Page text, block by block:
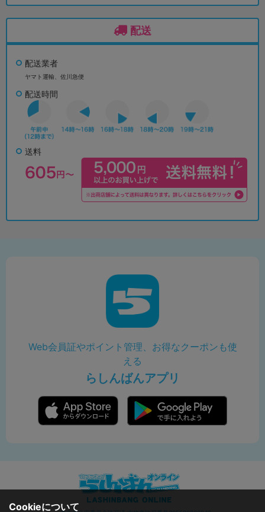
配送
配送業者
ヤマト運輸、佐川急便
配送時間
送料
Web会員証やポイント管理、お得なクーポンも使
える
らしんばんアプリ
Cookieについて